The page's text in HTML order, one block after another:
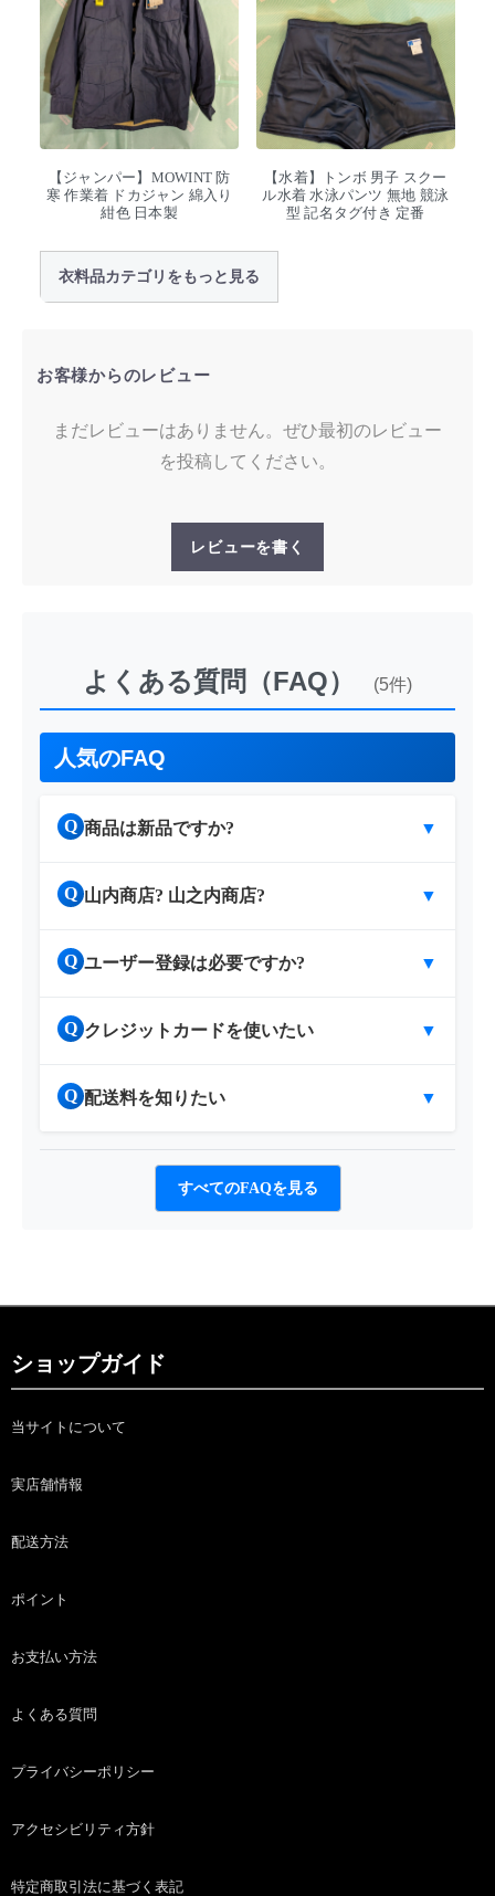
【ジャンパー】MOWINT 防
寒 作業着 ドカジャン 綿入り
紺色 日本製
【水着】トンボ 男子 スクー
ル水着 水泳パンツ 無地 競泳
型 記名タグ付き 定番
衣料品カテゴリをもっと見る
お客様からのレビュー
まだレビューはありません。ぜひ最初のレビュー
を投稿してください。
レビューを書く
よくある質問（FAQ） (5件)
人気のFAQ
Q 商品は新品ですか? ▼
Q 山内商店? 山之内商店? ▼
Q ユーザー登録は必要ですか? ▼
Q クレジットカードを使いたい ▼
Q 配送料を知りたい ▼
すべてのFAQを見る
ショップガイド
当サイトについて
実店舗情報
配送方法
ポイント
お支払い方法
よくある質問
プライバシーポリシー
アクセシビリティ方針
特定商取引法に基づく表記